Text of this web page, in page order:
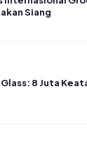
Siang
8 Juta